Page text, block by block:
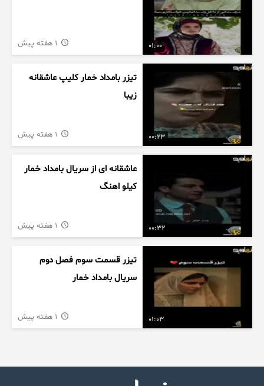
01:00
00:23
تیزر بامداد خمار کلیپ عاشقانه
زیبا
00:32
عاشقانه ای از سریال بامداد خمار
کیلو اهنگ
01:03
تیزر قسمت سوم فصل دوم
سریال بامداد خمار